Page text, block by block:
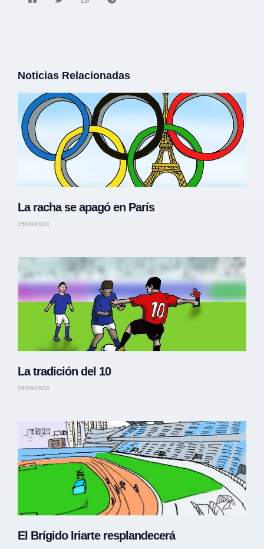
Noticias Relacionadas
La racha se apagó en París
15/08/2024
La tradición del 10
26/09/2024
El Brígido Iriarte resplandecerá